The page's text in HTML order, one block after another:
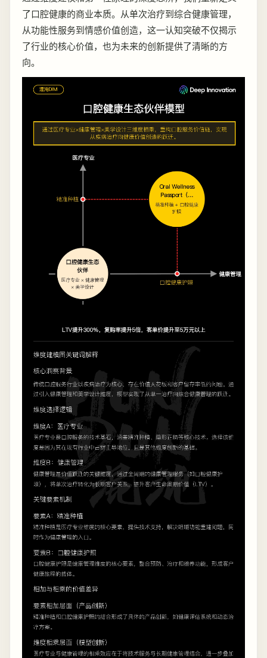
了口腔健康的商业本质。从单次治疗到综合健康管理，
从功能性服务到情感价值创造，这一认知突破不仅揭示
了行业的核心价值，也为未来的创新提供了清晰的方
向。